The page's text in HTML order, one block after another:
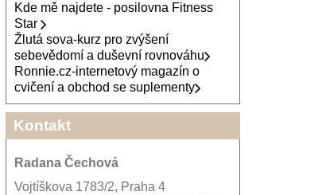
Kde mě najdete - posilovna Fitness
Star
Žlutá sova-kurz pro zvýšení
sebevědomí a duševní rovnováhu
Ronnie.cz-internetový magazín o
cvičení a obchod se suplementy
Kontakt
Radana Čechová
Vojtíškova 1783/2, Praha 4